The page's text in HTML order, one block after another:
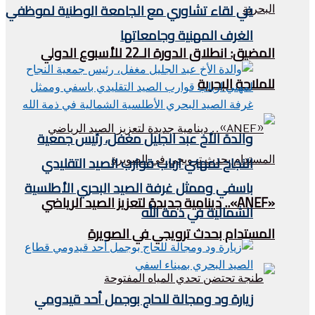
المضيق: انطلاق الدورة الـ22 للأسبوع الدولي
للملاحة البحرية
«ANEF».. دينامية جديدة لتعزيز الصيد الرياضي
المستدام بحدث ترويجي في الصويرة
في لقاء تشاوري مع الجامعة الوطنية لموظفي
الغرف المهنية وجامعاتها
والدة الأخ عبد الجليل مغفل، رئيس جمعية
النجاح لمهني ارباب قوارب الصيد التقليدي
باسفي وممثل غرفة الصيد البحري الأطلسية
الشمالية في ذمة الله
زيارة ود ومجالة للحاج بوجمل أحد قيدومي